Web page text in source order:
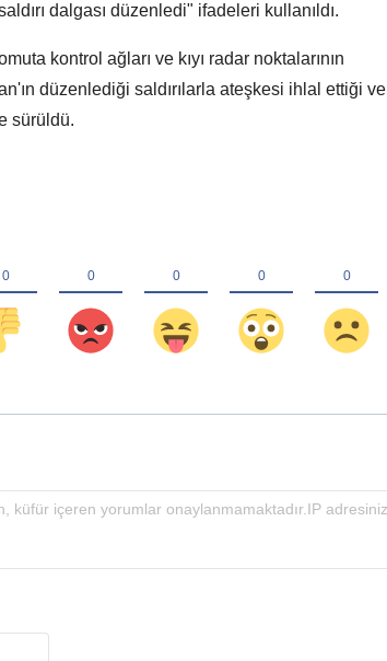
dalgası düzenledi" ifadeleri kullanıldı.
kontrol ağları ve kıyı radar noktalarının
düzenlediği saldırılarla ateşkesi ihlal ettiği ve
sürüldü.